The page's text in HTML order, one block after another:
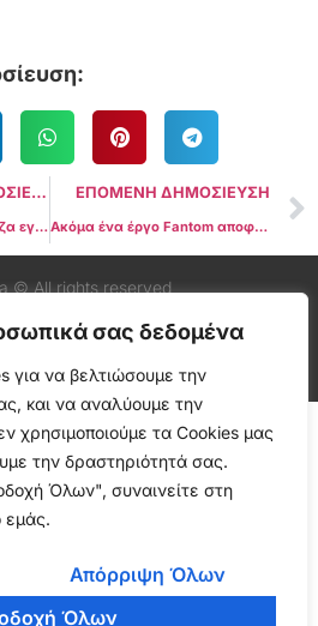
σας δεδομένα
για να βελτιώσουμε την
και να αναλύουμε την
χρησιμοποιούμε τα Cookies μας
την δραστηριότητά σας.
Όλων", συναινείτε στη
εμάς.
Απόρριψη Όλων
Όλων
ΠΡΟΗΓΟΥΜΕΝΗ ΔΗΜΟΣΙΕΥΣΗ
Η Ρωσική Κεντρική Τράπεζα εγκαινιάζει πιλοτικό πρόγραμμα για το ψηφιακό νόμισμα με τη συμμετοχή 13 τραπεζών
ΕΠΟΜΕΝΗ ΔΗΜΟΣΙΕΥΣΗ
Ακόμα ένα έργο Fantom αποφασίζει να τερματίσει τη λειτουργία του, επικαλούμενο ανησυχίες για την έκθεση στo Multichain
© All rights reserved